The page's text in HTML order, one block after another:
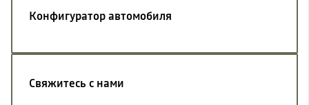
Конфигуратор автомобиля
Свяжитесь с нами